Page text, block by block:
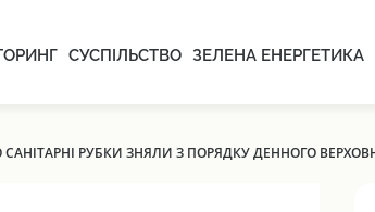
СУСПІЛЬСТВО ЗЕЛЕНА ЕНЕРГЕТИКА
РУБКИ ЗНЯЛИ З ПОРЯДКУ ДЕННОГО